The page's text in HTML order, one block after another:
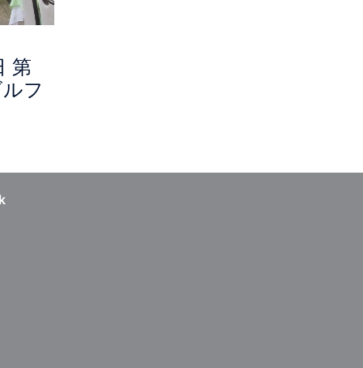
第
フ